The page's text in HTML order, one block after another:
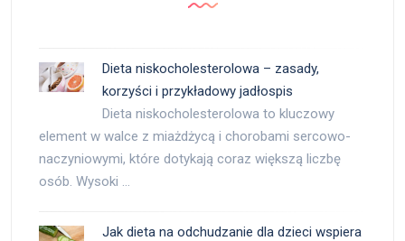
Dieta niskocholesterolowa – zasady,
korzyści i przykładowy jadłospis
Dieta niskocholesterolowa to kluczowy
element w walce z miażdżycą i chorobami sercowo-
naczyniowymi, które dotykają coraz większą liczbę
osób. Wysoki …
Jak dieta na odchudzanie dla dzieci wspiera